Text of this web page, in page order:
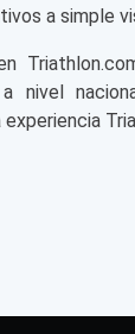
a simple
nivel